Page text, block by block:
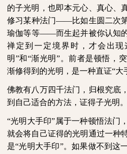
的子光明，也即本元心、真心、
修习某种法门——比如生圆二次
瑜伽等等——而生起并被你认知
禅定到一定境界时，才会出
明”和“渐光明”。前者是顿悟，
渐修得到的光明，是一种直证“大
佛教有八万四千法门，归根究底
到自己适合的方法，证得子光明。
“光明大手印”属于一种顿悟法门
就会将自己证得的光明通过一种
是“光明大手印”。如果做不到这